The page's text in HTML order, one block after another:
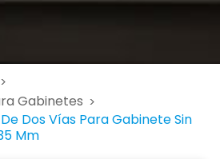
>
Gabinetes >
Dos Vías Para Gabinete Sin
Mm